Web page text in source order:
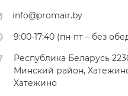
info@promair.by
9:00-17:40 (пн-пт – без
Республика Беларусь
Минский район,
Хатежино